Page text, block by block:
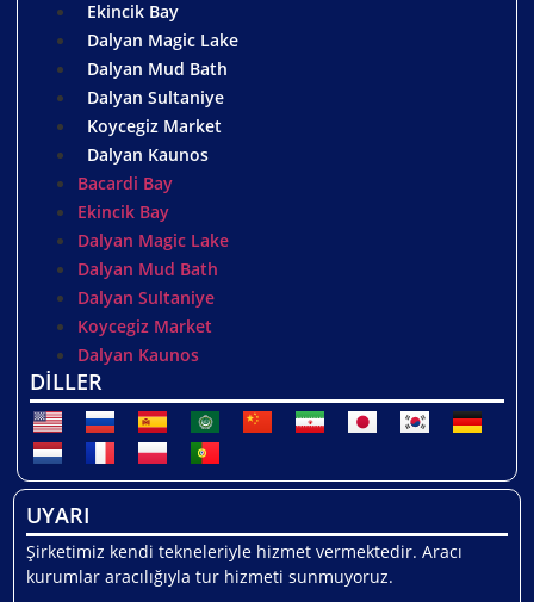
Ekincik Bay
Dalyan Magic Lake
Dalyan Mud Bath
Dalyan Sultaniye
Koycegiz Market
Dalyan Kaunos
Bacardi Bay
Ekincik Bay
Dalyan Magic Lake
Dalyan Mud Bath
Dalyan Sultaniye
Koycegiz Market
Dalyan Kaunos
DİLLER
UYARI
Şirketimiz kendi tekneleriyle hizmet vermektedir. Aracı
kurumlar aracılığıyla tur hizmeti sunmuyoruz.